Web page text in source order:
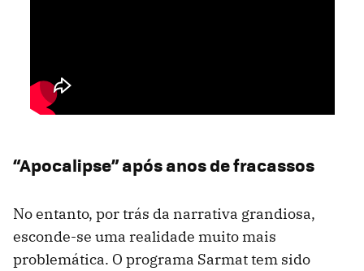
“Apocalipse” após anos de fracassos
No entanto, por trás da narrativa grandiosa,
esconde-se uma realidade muito mais
problemática. O programa Sarmat tem sido